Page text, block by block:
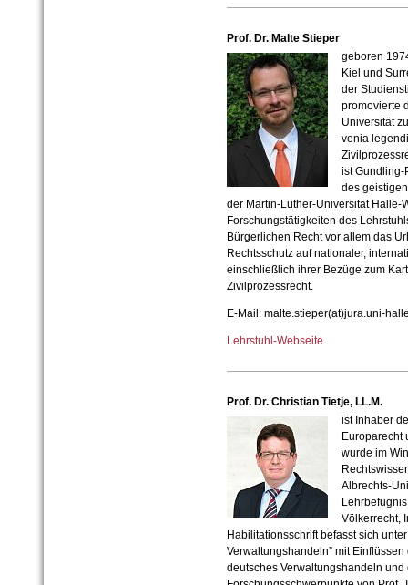
Prof. Dr. Malte Stieper
geboren
Kiel und
der
promovierte
Universität
venia
ist Gundling-
des
der Martin-Luther-Universität Halle-
Forschungstätigkeiten des
Bürgerlichen Recht vor allem das
Rechtsschutz auf nationaler,
einschließlich ihrer Bezüge zum
Zivilprozessrecht.
E-Mail: malte.stieper(at)jura.uni-
Lehrstuhl-Webseite
Prof. Dr. Christian Tietje, LL.M.
ist Inhaber
Europarecht
wurde im
Albrechts-
Völkerrecht,
Habilitationsschrift befasst sich
Verwaltungshandeln” mit
deutsches Verwaltungshandeln